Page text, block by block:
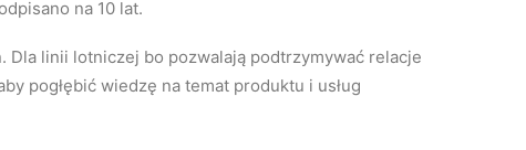
na 10 lat.
linii lotniczej bo pozwalają podtrzymywać relacje
pogłębić wiedzę na temat produktu i usług